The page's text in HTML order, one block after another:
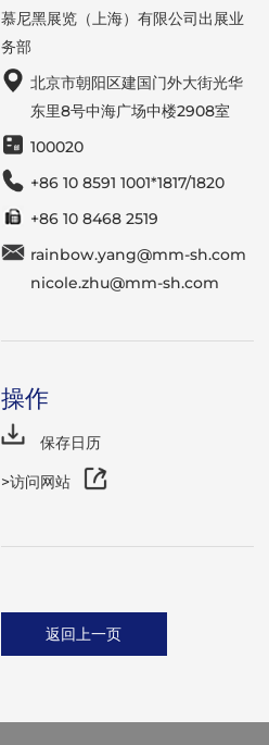
慕尼黑展览（上海）有限公司出展业
务部
北京市朝阳区建国门外大街光华
东里8号中海广场中楼2908室
100020
+86 10 8591 1001*1817/1820
+86 10 8468 2519
rainbow.yang@mm-sh.com
nicole.zhu@mm-sh.com
操作
保存日历
>访问网站
返回上一页